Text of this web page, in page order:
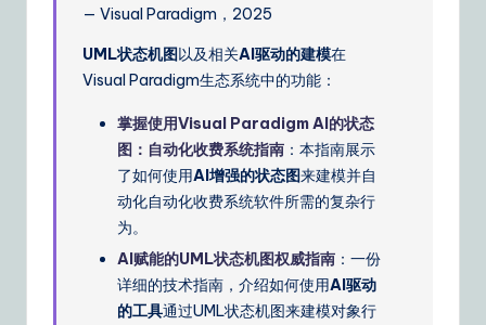
— Visual Paradigm，2025
UML状态机图以及相关AI驱动的建模在
Visual Paradigm生态系统中的功能：
掌握使用Visual Paradigm AI的状态
图：自动化收费系统指南 ：本指南展示
了如何使用AI增强的状态图来建模并自
动化自动化收费系统软件所需的复杂行
为。
AI赋能的UML状态机图权威指南 ：一份
详细的技术指南，介绍如何使用AI驱动
的工具通过UML状态机图来建模对象行